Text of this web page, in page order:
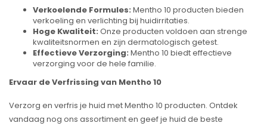
Verkoelende Formules: Mentho 10 producten bieden
verkoeling en verlichting bij huidirritaties.
Hoge Kwaliteit: Onze producten voldoen aan strenge
kwaliteitsnormen en zijn dermatologisch getest.
Effectieve Verzorging: Mentho 10 biedt effectieve
verzorging voor de hele familie.
Ervaar de Verfrissing van Mentho 10
Verzorg en verfris je huid met Mentho 10 producten. Ontdek
vandaag nog ons assortiment en geef je huid de beste